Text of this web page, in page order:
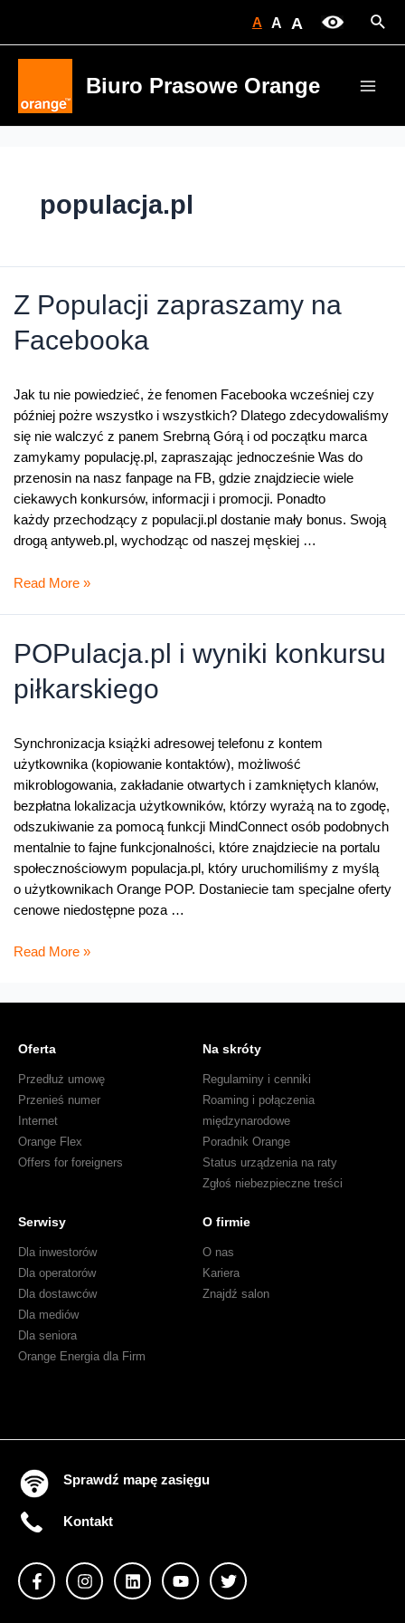
A A A
Biuro Prasowe Orange
populacja.pl
Z Populacji zapraszamy na
Facebooka
Jak tu nie powiedzieć, że fenomen Facebooka wcześniej czy
później pożre wszystko i wszystkich? Dlatego zdecydowaliśmy
się nie walczyć z panem Srebrną Górą i od początku marca
zamykamy populację.pl, zapraszając jednocześnie Was do
przenosin na nasz fanpage na FB, gdzie znajdziecie wiele
ciekawych konkursów, informacji i promocji. Ponadto
każdy przechodzący z populacji.pl dostanie mały bonus. Swoją
drogą antyweb.pl, wychodząc od naszej męskiej …
Z
na
Facebooka
Read More »
POPulacja.pl i wyniki konkursu
piłkarskiego
Synchronizacja książki adresowej telefonu z kontem
użytkownika (kopiowanie kontaktów), możliwość
mikroblogowania, zakładanie otwartych i zamkniętych klanów,
bezpłatna lokalizacja użytkowników, którzy wyrażą na to zgodę,
odszukiwanie za pomocą funkcji MindConnect osób podobnych
mentalnie to fajne funkcjonalności, które znajdziecie na portalu
społecznościowym populacja.pl, który uruchomiliśmy z myślą
o użytkownikach Orange POP. Dostaniecie tam specjalne oferty
cenowe niedostępne poza …
POPulacja.pl
Read More »
Oferta
Przedłuż umowę
Przenieś numer
Internet
Orange Flex
Offers for foreigners
Na skróty
Regulaminy i cenniki
Roaming i połączenia
międzynarodowe
Poradnik Orange
Status urządzenia na raty
Zgłoś niebezpieczne treści
Serwisy
Dla inwestorów
Dla operatorów
Dla dostawców
Dla mediów
Dla seniora
Orange Energia dla Firm
O firmie
O nas
Kariera
Znajdź salon
Sprawdź mapę zasięgu
Kontakt